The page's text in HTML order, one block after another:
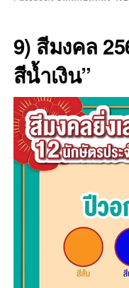
9) สีมงคล
สีน้ำเงิน”